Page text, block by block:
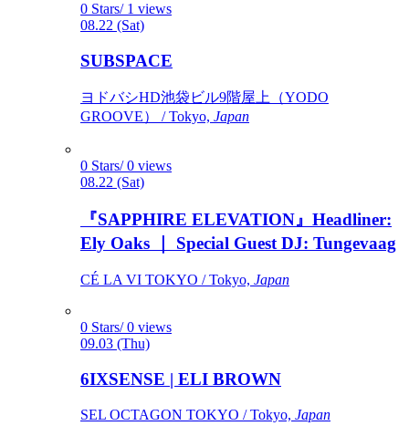
0 Stars/ 1 views
08.22 (Sat)
SUBSPACE
ヨドバシHD池袋ビル9階屋上（YODO
GROOVE） / Tokyo, Japan
0 Stars/ 0 views
08.22 (Sat)
『SAPPHIRE ELEVATION』Headliner:
Ely Oaks ｜ Special Guest DJ: Tungevaag
CÉ LA VI TOKYO / Tokyo, Japan
0 Stars/ 0 views
09.03 (Thu)
6IXSENSE | ELI BROWN
SEL OCTAGON TOKYO / Tokyo, Japan